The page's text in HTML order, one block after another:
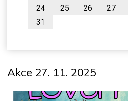
24
25 26 27
31
Akce 27. 11. 2025